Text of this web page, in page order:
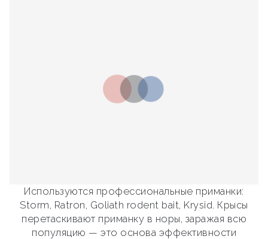
Используются профессиональные приманки:
Storm, Ratron, Goliath rodent bait, Krysid. Крысы
перетаскивают приманку в норы, заражая всю
популяцию — это основа эффективности